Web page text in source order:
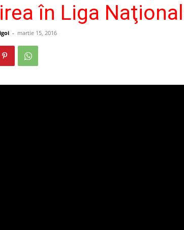
în Liga
- martie 15, 2016